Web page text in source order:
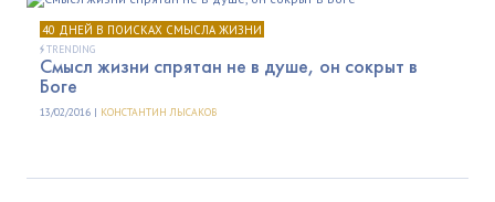
40 ДНЕЙ В ПОИСКАХ СМЫСЛА ЖИЗНИ
TRENDING
Смысл жизни спрятан не в душе, он сокрыт в
Боге
13/02/2016 | КОНСТАНТИН ЛЫСАКОВ